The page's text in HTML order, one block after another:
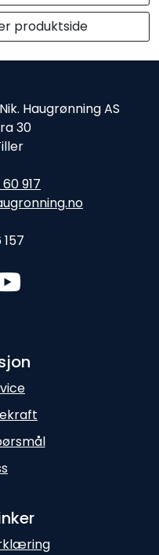
produktside
Haugrønning AS
30
917